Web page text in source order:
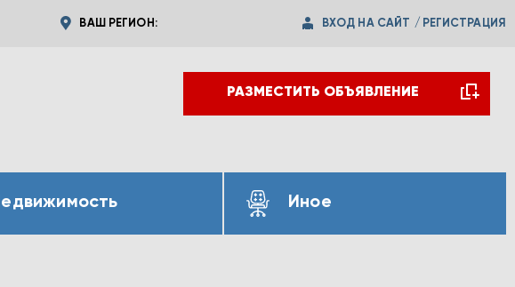
ВАШ РЕГИОН: ВХОД НА САЙТ / РЕГИСТРАЦИЯ
РАЗМЕСТИТЬ ОБЪЯВЛЕНИЕ
Иное